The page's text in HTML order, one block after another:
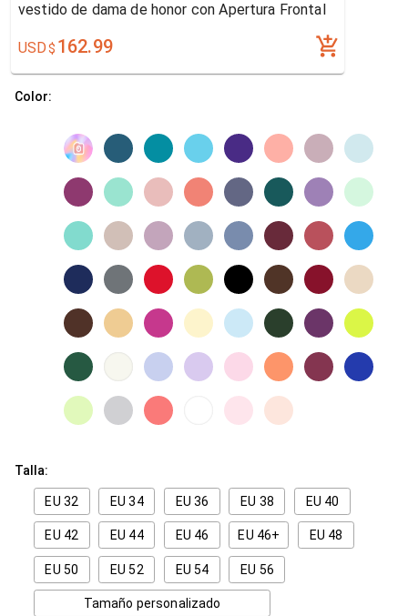
vestido de dama de honor con Apertura Frontal
USD$ 162.99
Color:
Talla:
EU 32 EU 34 EU 36 EU 38 EU 40
EU 42 EU 44 EU 46 EU 46+ EU 48
EU 50 EU 52 EU 54 EU 56
Tamaño personalizado